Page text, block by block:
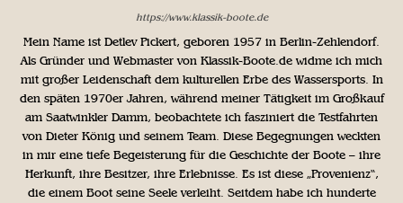
https://www.klassik-boote.de
Mein Name ist Detlev Pickert, geboren 1957 in Berlin-Zehlendorf.
Als Gründer und Webmaster von Klassik-Boote.de widme ich mich
mit großer Leidenschaft dem kulturellen Erbe des Wassersports. In
den späten 1970er Jahren, während meiner Tätigkeit im Großkauf
am Saatwinkler Damm, beobachtete ich fasziniert die Testfahrten
von Dieter König und seinem Team. Diese Begegnungen weckten
in mir eine tiefe Begeisterung für die Geschichte der Boote – ihre
Herkunft, ihre Besitzer, ihre Erlebnisse. Es ist diese „Provenienz“,
die einem Boot seine Seele verleiht. Seitdem habe ich hunderte